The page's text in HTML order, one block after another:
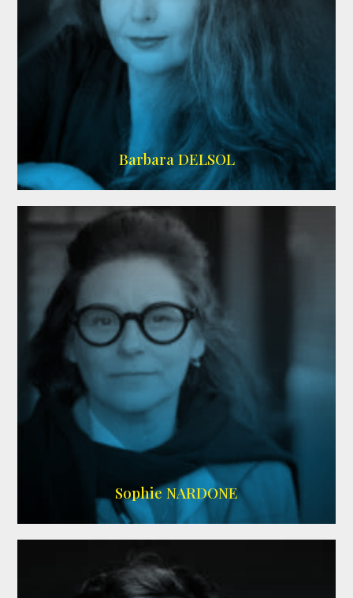
IMDB
Barbara DELSOL
RS DOUBLAGE,WIKIPEDIA
Sophie NARDONE